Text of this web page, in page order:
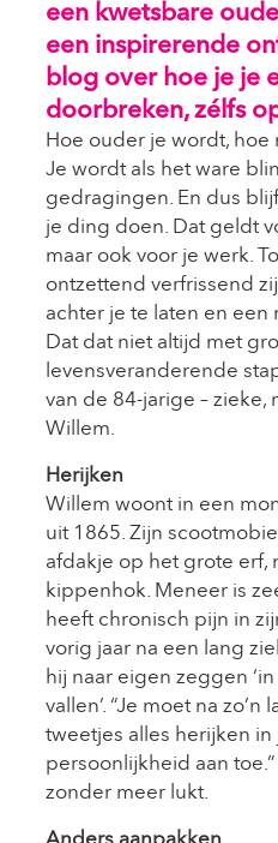
een kwetsbare
een inspirerende
blog over hoe je je
doorbreken, zélfs
Hoe ouder je wordt, hoe
Je wordt als het ware
gedragingen. En dus
je ding doen. Dat geldt
maar ook voor je werk.
ontzettend verfrissend
achter je te laten en een
Dat dat niet altijd met
levensveranderende
van de 84-jarige – zieke,
Willem.
Herijken
Willem woont in een
uit 1865. Zijn
afdakje op het grote erf,
kippenhok. Meneer is
heeft chronisch pijn in
vorig jaar na een lang
hij naar eigen zeggen
vallen’. “Je moet na zo’n
tweetjes alles herijken in
persoonlijkheid aan
zonder meer lukt.